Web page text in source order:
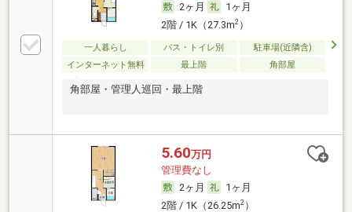
2ヶ月
1ヶ月
2階 / 1K（27.3m2）
一人暮らし バス・トイレ別
駐車場(近隣含)
インターネット無料
最上階 角部屋
角部屋・管理人巡回・最上階
5.60万円
管理費なし
2ヶ月
1ヶ月
2階 / 1K（26.25m2）